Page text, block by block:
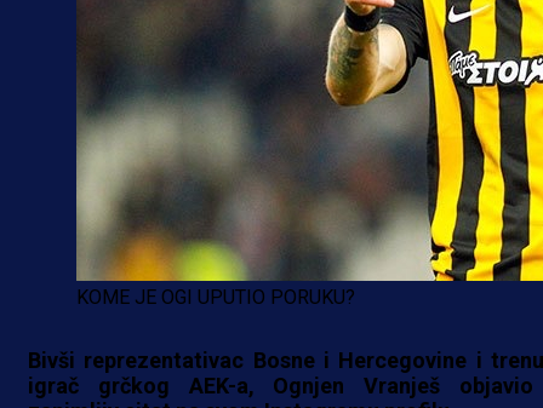
KOME JE OGI UPUTIO PORUKU?
Bivši reprezentativac Bosne i Hercegovine i
igrač grčkog AEK-a, Ognjen Vranješ